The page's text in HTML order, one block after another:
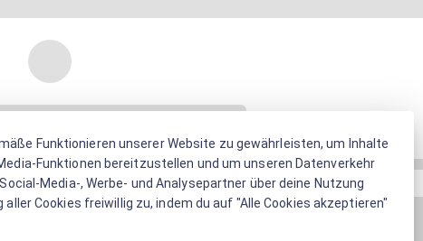
Funktionieren unserer Website zu gewährleisten, um Inhalte
Funktionen bereitzustellen und um unseren Datenverkehr
Media-, Werbe- und Analysepartner über deine Nutzung
Cookies freiwillig zu, indem du auf "Alle Cookies akzeptieren"